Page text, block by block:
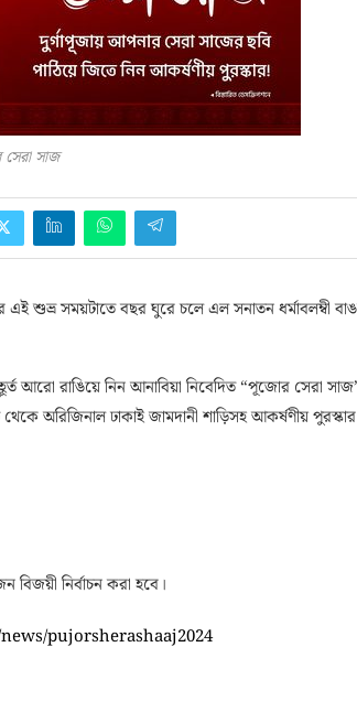
সাজ
সময়টাতে বছর ঘুরে চলে এল সনাতন ধর্মাবলম্বী
আরো রাঙিয়ে নিন আনাবিয়া নিবেদিত “পূজোর সেরা
অরিজিনাল ঢাকাই জামদানী শাড়িসহ আকর্ষণীয়
নির্বাচন করা হবে।
pujorsherashaaj2024